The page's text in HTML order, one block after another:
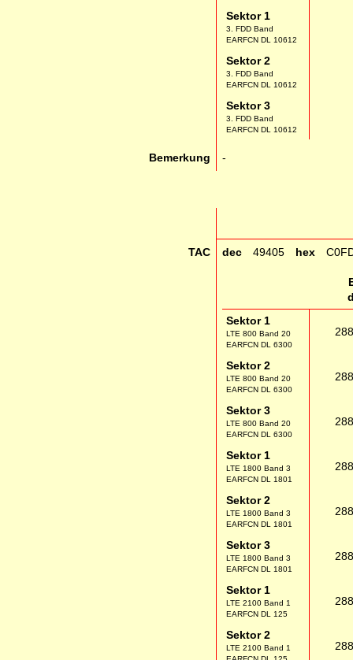
Sektor 1
3. FDD Band
EARFCN DL 10612
Sektor 2
3. FDD Band
EARFCN DL 10612
Sektor 3
3. FDD Band
EARFCN DL 10612
Bemerkung -
TAC dec 49405 hex
Sektor 1
LTE 800 Band 20
EARFCN DL 6300
Sektor 2
LTE 800 Band 20
EARFCN DL 6300
Sektor 3
LTE 800 Band 20
EARFCN DL 6300
Sektor 1
LTE 1800 Band 3
EARFCN DL 1801
Sektor 2
LTE 1800 Band 3
EARFCN DL 1801
Sektor 3
LTE 1800 Band 3
EARFCN DL 1801
Sektor 1
LTE 2100 Band 1
EARFCN DL 125
Sektor 2
LTE 2100 Band 1